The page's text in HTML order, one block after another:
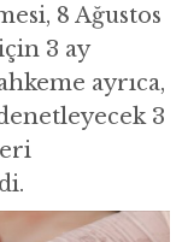
8 Ağustos
3 ay
ayrıca,
3